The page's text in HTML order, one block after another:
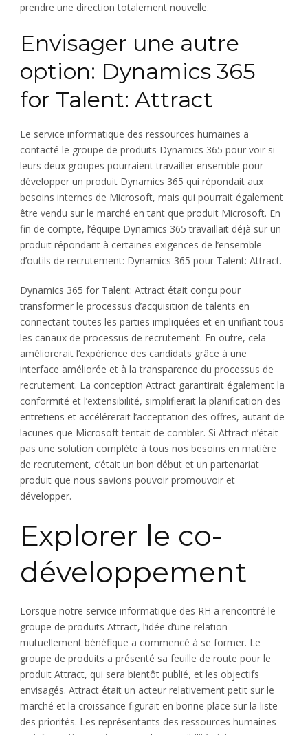
prendre une direction totalement nouvelle.
Envisager une autre
option: Dynamics 365
for Talent: Attract
Le service informatique des ressources humaines a
contacté le groupe de produits Dynamics 365 pour voir si
leurs deux groupes pourraient travailler ensemble pour
développer un produit Dynamics 365 qui répondait aux
besoins internes de Microsoft, mais qui pourrait également
être vendu sur le marché en tant que produit Microsoft. En
fin de compte, l’équipe Dynamics 365 travaillait déjà sur un
produit répondant à certaines exigences de l’ensemble
d’outils de recrutement: Dynamics 365 pour Talent: Attract.
Dynamics 365 for Talent: Attract était conçu pour
transformer le processus d’acquisition de talents en
connectant toutes les parties impliquées et en unifiant tous
les canaux de processus de recrutement. En outre, cela
améliorerait l’expérience des candidats grâce à une
interface améliorée et à la transparence du processus de
recrutement. La conception Attract garantirait également la
conformité et l’extensibilité, simplifierait la planification des
entretiens et accélérerait l’acceptation des offres, autant de
lacunes que Microsoft tentait de combler. Si Attract n’était
pas une solution complète à tous nos besoins en matière
de recrutement, c’était un bon début et un partenariat
produit que nous savions pouvoir promouvoir et
développer.
Explorer le co-
développement
Lorsque notre service informatique des RH a rencontré le
groupe de produits Attract, l’idée d’une relation
mutuellement bénéfique a commencé à se former. Le
groupe de produits a présenté sa feuille de route pour le
produit Attract, qui sera bientôt publié, et les objectifs
envisagés. Attract était un acteur relativement petit sur le
marché et la croissance figurait en bonne place sur la liste
des priorités. Les représentants des ressources humaines